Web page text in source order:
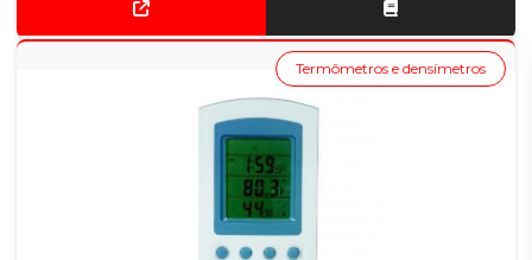
Termômetros e densímetros